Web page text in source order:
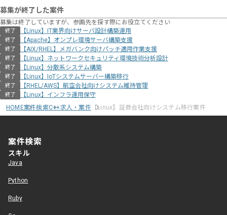
募集が終了した案件
募集は終了していますが、参画先を探す際にお役立てください
終了 【Linux】IT業界向けサーバ設計構築運用
終了 【Apache】オンプレ環境サーバ構築支援
終了 【AIX/RHEL】メガバンク向けパッチ適用作業支援
終了 【Linux】ネットワークセキュリティ環境技術分析設計
終了 【Linux】分散系システム構築
終了 【Linux】IoTシステムサーバー構築移行
終了 【RHEL/AWS】航空会社向けシステム維持管理
終了
【Linux】インフラ運用保守
HOME案件検索C++求人・案件【Linux】証券会社向けシステム移行案件
案件検索
スキル
Java
Python
Ruby